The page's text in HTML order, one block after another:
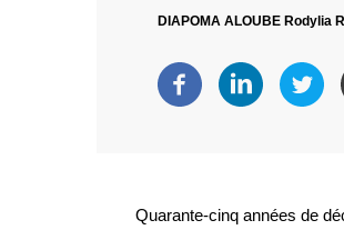
DIAPOMA ALOUBE Rodylia
Quarante-cinq années de